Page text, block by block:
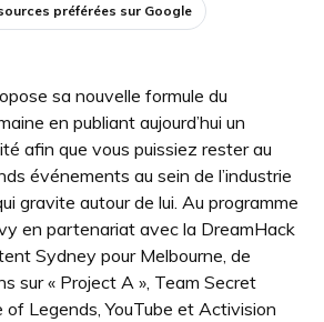
préférées sur Google
sa nouvelle formule du
en publiant aujourd’hui un
afin que vous puissiez rester au
événements au sein de l’industrie
gravite autour de lui. Au programme
en partenariat avec la DreamHack
Sydney pour Melbourne, de
sur « Project A », Team Secret
of Legends, YouTube et Activision